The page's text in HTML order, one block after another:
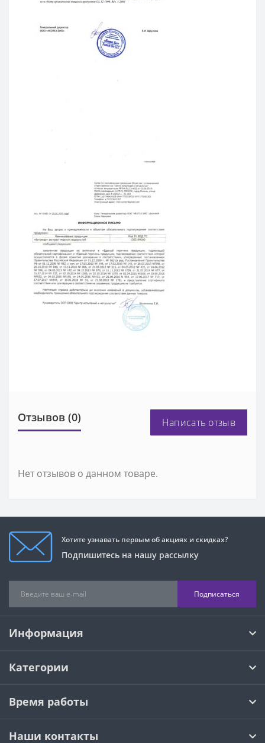
Отзывов (0) Написать отзыв
Нет отзывов о данном товаре.
Хотите узнавать первым об акциях и скидках?
Подпишитесь на нашу рассылку
Подписаться
Информация
Категории
Время работы
Наши контакты